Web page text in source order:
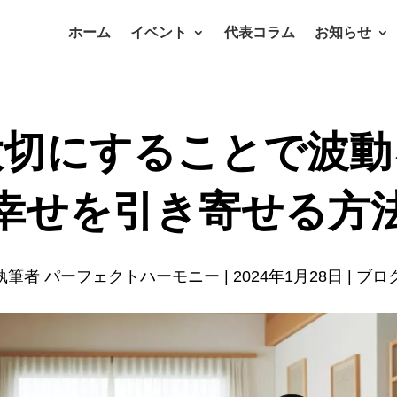
ホーム イベント 代表コラム お知らせ
にすることで波
せを引き寄せる方
筆者パーフェクトハーモニー |2024年1月28日 ブロ